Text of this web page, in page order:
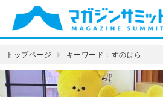
トップページ キーワード：すのはら